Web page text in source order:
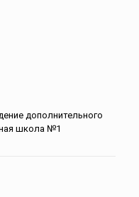
дополнительного
школа №1